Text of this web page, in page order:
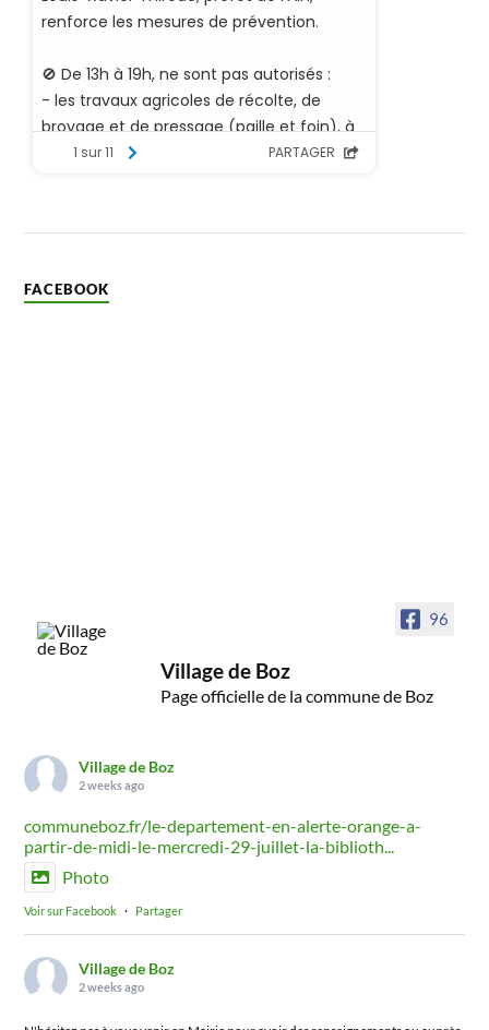
FACEBOOK
96
Village de Boz
Page officielle de la commune de Boz
Village de Boz
2 weeks ago
communeboz.fr/le-departement-en-alerte-orange-a-
partir-de-midi-le-mercredi-29-juillet-la-biblioth...
Photo
Voir sur Facebook · Partager
Village de Boz
2 weeks ago